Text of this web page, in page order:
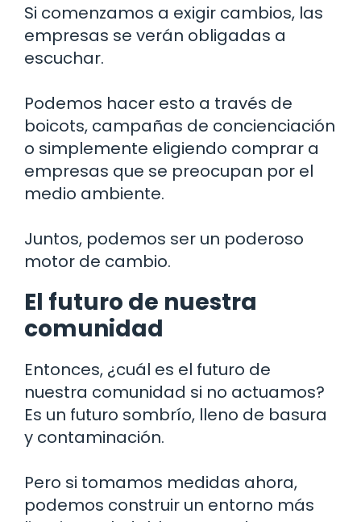
Si comenzamos a exigir cambios, las
empresas se verán obligadas a
escuchar.
Podemos hacer esto a través de
boicots, campañas de concienciación
o simplemente eligiendo comprar a
empresas que se preocupan por el
medio ambiente.
Juntos, podemos ser un poderoso
motor de cambio.
El futuro de nuestra
comunidad
Entonces, ¿cuál es el futuro de
nuestra comunidad si no actuamos?
Es un futuro sombrío, lleno de basura
y contaminación.
Pero si tomamos medidas ahora,
podemos construir un entorno más